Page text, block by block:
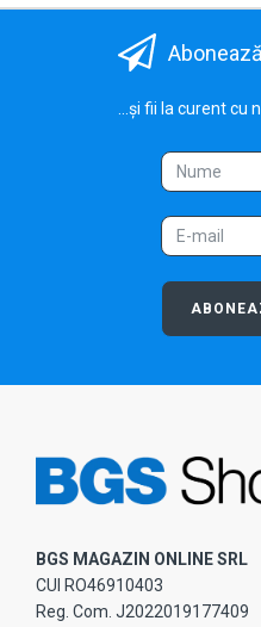
...și fii la curent cu
BGS MAGAZIN ONLINE SRL
CUI RO46910403
Reg. Com. J2022019177409